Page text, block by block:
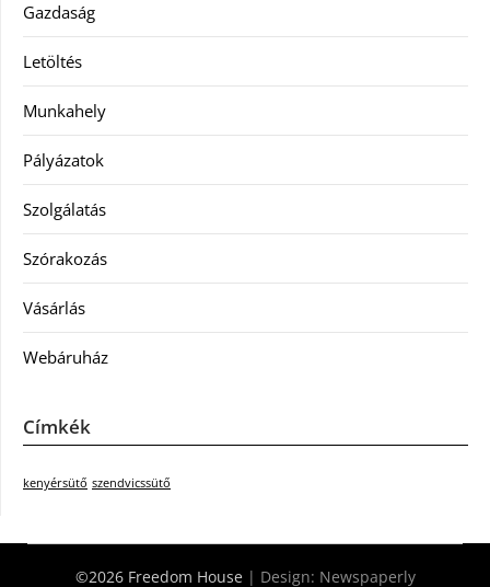
Gazdaság
Letöltés
Munkahely
Pályázatok
Szolgálatás
Szórakozás
Vásárlás
Webáruház
Címkék
kenyérsütő szendvicssütő
©2026 Freedom House | Design: Newspaperly